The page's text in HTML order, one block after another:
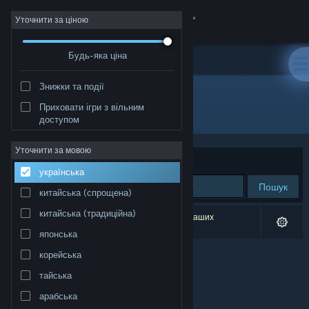
Увійти
Крамниця
Інформація
Підтримка
Змінити мову
Переглянути повну версію
Уточнити за ціною
Будь-яка ціна
Знижки та події
Приховати ігри з вільним
доступом
Уточнити за мовою
українська
китайська (спрощена)
китайська (традиційна)
японська
корейська
тайська
арабська
Розробник: Sidai
Упорядкувати за доречністю
Пошук
Результатів вашого пошуку: 0. Відповідно до ваших
уподобань було виключено 1 найменування.